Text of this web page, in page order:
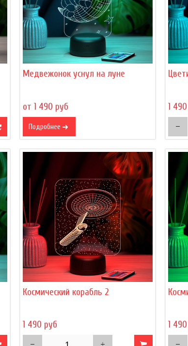
Медвежонок уснул на луне
от 1 490 руб
Подробнее
1
Космический корабль 2
1 490 руб 1